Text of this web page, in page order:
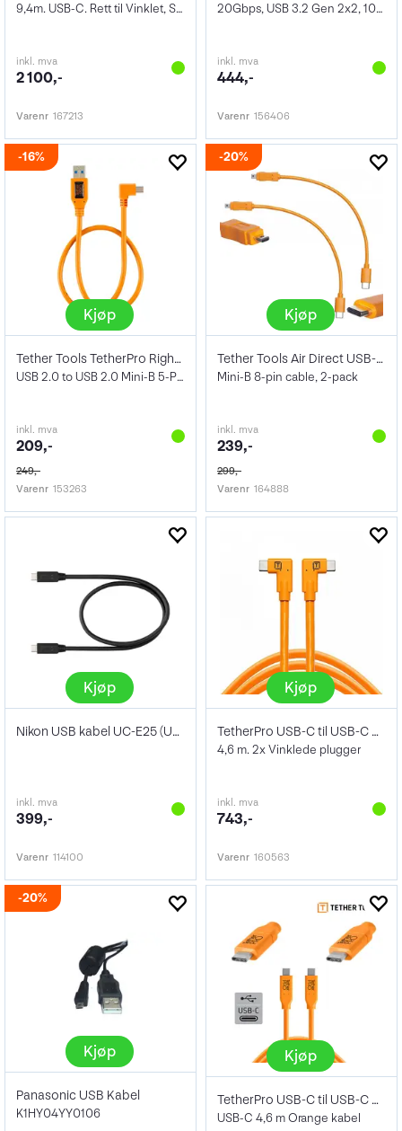
9,4m. USB-C. Rett til Vinklet, Sort
inkl. mva
2 100,-
Varenr 167213
20Gbps, USB 3.2 Gen 2x2, 100W
inkl. mva
444,-
Varenr 156406
16%
Kjøp
Tether Tools TetherPro Right Angle Adapt
USB 2.0 to USB 2.0 Mini-B 5-Pin 50 cm
inkl. mva
209,-
249,-
Varenr 153263
20%
Kjøp
Tether Tools Air Direct USB-C - USB 2.0
Mini-B 8-pin cable, 2-pack
inkl. mva
239,-
299,-
Varenr 164888
Kjøp
Nikon USB kabel UC-E25 (USB C - USB C)
inkl. mva
399,-
Varenr 114100
Kjøp
TetherPro USB-C til USB-C 4,6m Vinklet 2
4,6 m. 2x Vinklede plugger
inkl. mva
743,-
Varenr 160563
20%
Kjøp
Panasonic USB Kabel
K1HY04YY0106
Kjøp
TetherPro USB-C til USB-C 4.6 m Orange
USB-C 4,6 m Orange kabel